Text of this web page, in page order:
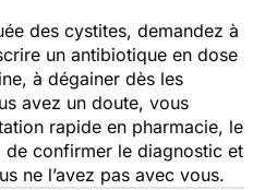
des cystites, demandez à
un antibiotique en dose
à dégainer dès les
avez un doute, vous
rapide en pharmacie, le
de confirmer le diagnostic et
ne l’avez pas avec vous.